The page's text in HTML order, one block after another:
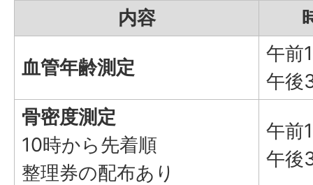
内容
血管年齢測定
午前
午後
骨密度測定
10時から先着順
整理券の配布あり
午前
午後